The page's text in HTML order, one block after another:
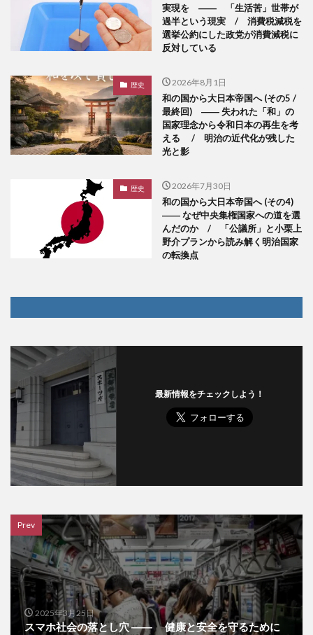
実現を ―― 「生活苦」世帯が
過半という現実 / 消費税減税を
選挙公約にした政党が消費減税に
反対している
歴史 2026年8月1日
和の国から大日本帝国へ (その5 /
最終回) ―― 失われた「和」の
国家理念から令和日本の再生を考
える / 明治の近代化が残した
光と影
歴史 2026年7月30日
和の国から大日本帝国へ (その4)
―― なぜ中央集権国家への道を選
んだのか / 「公議所」と小栗上
野介プランから読み解く明治国家
の転換点
最新情報をチェックしよう！
Prev
2025年3月25日
スマホ社会の落とし穴 ―― 健康と安全を守るために